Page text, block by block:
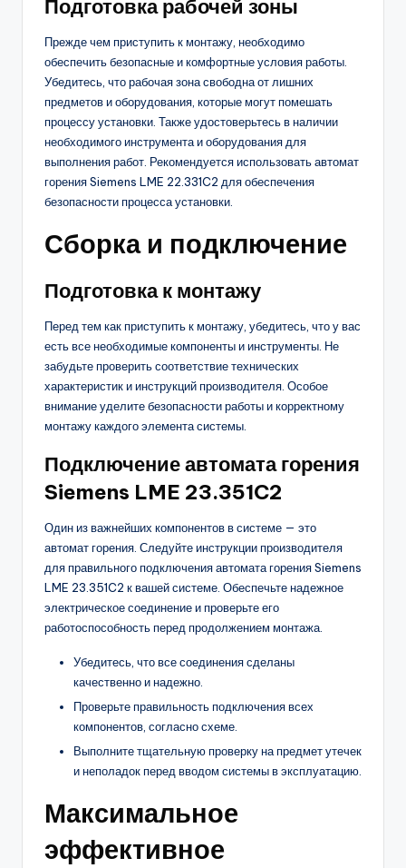
Подготовка рабочей зоны
Прежде чем приступить к монтажу, необходимо
обеспечить безопасные и комфортные условия работы.
Убедитесь, что рабочая зона свободна от лишних
предметов и оборудования, которые могут помешать
процессу установки. Также удостоверьтесь в наличии
необходимого инструмента и оборудования для
выполнения работ. Рекомендуется использовать автомат
горения Siemens LME 22.331C2 для обеспечения
безопасности процесса установки.
Сборка и подключение
Подготовка к монтажу
Перед тем как приступить к монтажу, убедитесь, что у вас
есть все необходимые компоненты и инструменты. Не
забудьте проверить соответствие технических
характеристик и инструкций производителя. Особое
внимание уделите безопасности работы и корректному
монтажу каждого элемента системы.
Подключение автомата горения
Siemens LME 23.351C2
Один из важнейших компонентов в системе — это
автомат горения. Следуйте инструкции производителя
для правильного подключения автомата горения Siemens
LME 23.351C2 к вашей системе. Обеспечьте надежное
электрическое соединение и проверьте его
работоспособность перед продолжением монтажа.
Убедитесь, что все соединения сделаны
качественно и надежно.
Проверьте правильность подключения всех
компонентов, согласно схеме.
Выполните тщательную проверку на предмет утечек
и неполадок перед вводом системы в эксплуатацию.
Максимальное
эффективное